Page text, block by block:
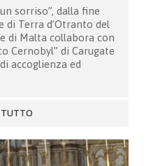
sorriso”, dalla fine
di Terra d’Otranto del
di Malta collabora con
Cernobyl” di Carugate
accoglienza ed
TUTTO